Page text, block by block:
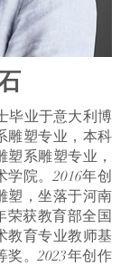
毕业于意大利博
雕塑专业，本科
系雕塑专业，
学院。2016年创
塑，坐落于河南
荣获教育部全国
教育专业教师基
奖。2023年创作